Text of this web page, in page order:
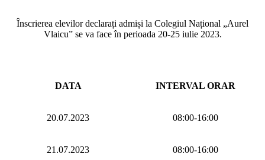
Înscrierea elevilor declarați admiși la Colegiul Național „Aurel
Vlaicu” se va face în perioada 20-25 iulie 2023.
DATA INTERVAL ORAR
20.07.2023 08:00-16:00
21.07.2023 08:00-16:00